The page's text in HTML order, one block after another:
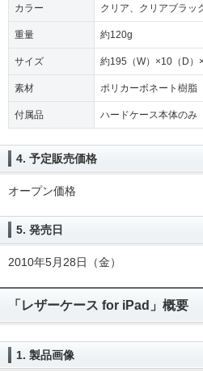
カラー クリア、クリアブラッ
重量 約120g
サイズ 約195（W）×10（D）
素材 ポリカーボネート樹脂
付属品 ハードケース本体のみ
4. 予定販売価格
オープン価格
5. 発売日
2010年5月28日（金）
「レザーケース for iPad」概要
1. 製品画像